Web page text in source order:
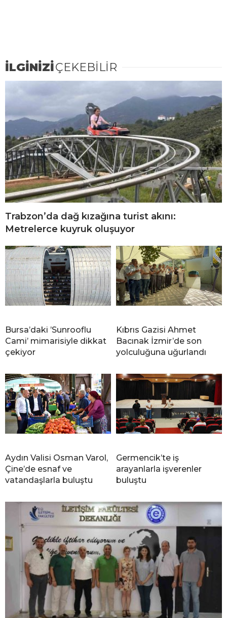
İLGİNİZİÇEKEBİLİR
Trabzon’da dağ kızağına turist akını:
Metrelerce kuyruk oluşuyor
Bursa’daki ’Sunrooflu
Cami’ mimarisiyle dikkat
çekiyor
Kıbrıs Gazisi Ahmet
Bacınak İzmir’de son
yolculuğuna uğurlandı
Aydın Valisi Osman Varol,
Çine’de esnaf ve
vatandaşlarla buluştu
Germencik’te iş
arayanlarla işverenler
buluştu